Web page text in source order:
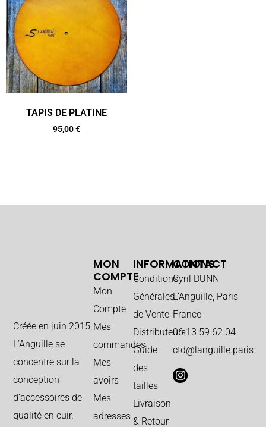
TAPIS DE PLATINE
95,00€
Créée en juin 2015,
L’Anguille se
concentre sur la
conception
d’accessoires de
qualité en cuir.
INFORMATIONS
Conditions
Générales
de Vente
Distributeurs
Guide
des
tailles
Livraison
& Retour
MON
COMPTE
Mon
Compte
Mes
commandes
Mes
avoirs
Mes
adresses
CONTACT
Cyril DUNN
L’Anguille, Paris
France
06 13 59 62 04
ctd@languille.paris